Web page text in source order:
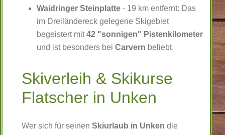
Waidringer Steinplatte - 19 km entfernt: Das
im Dreiländereck gelegene Skigebiet
begeistert mit42 "sonnigen" Pistenkilometer
und ist besonders bei Carvern beliebt.
Skiverleih & Skikurse
Flatscher in Unken
Wer sich für seinen Skiurlaub in Unken die